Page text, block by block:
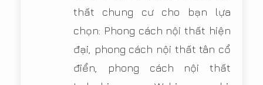
thất chung cư cho bạn lựa
chọn: Phong cách nội thất hiện
đại, phong cách nội thất tân cổ
điển, phong cách nội thất